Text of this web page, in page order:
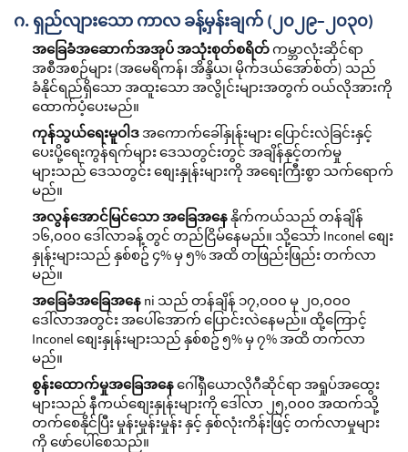
ဂ. ရှည်လျားသော ကာလ ခန့်မှန်းချက် (၂၀၂၉–၂၀၃၀)
အခြေခံအဆောက်အအုပ် အသုံးစုတ်စရိတ်ကမ္ဘာလုံးဆိုင်ရာ
အစီအစဉ်များ (အမေရိကန်၊ အိန္ဒိယ၊ မိုက်ဒယ်အော်စ်တ်) သည်
ခံနိုင်ရည်ရှိသော အထူးသော အလွိုင်းများအတွက် ဝယ်လိုအားကို
ထောက်ပံ့ပေးမည်။
ကုန်သွယ်ရေးမူဝါဒ အကောက်ခေါ်နှုန်းများ ပြောင်းလဲခြင်းနှင့်
ပေးပို့ရေးကွန်ရက်များ ဒေသတွင်းတွင် အချိန်နှင့်တက်မှု
များသည် ဒေသတွင်း စျေးနှုန်းများကို အရေးကြီးစွာ သက်ရောက်
မည်။
အလွန်အောင်မြင်သော အခြေအနေနိုက်ကယ်သည် တန်ချိန်
၁၆,၀၀၀ ဒေါ်လာခန့်တွင် တည်ငြိမ်နေမည်။ သို့သော် Inconel စျေး
နှုန်းများသည် နှစ်စဥ် ၄% မှ ၅% အထိ တဖြည်းဖြည်း တက်လာ
မည်။
အခြေခံအခြေအနေ ni သည် တန်ချိန် ၁၇,၀၀၀ မှ ၂၀,၀၀၀
ဒေါ်လာအတွင်း အပေါ်အောက် ပြောင်းလဲနေမည်။ ထို့ကြောင့်
Inconel စျေးနှုန်းများသည် နှစ်စဥ် ၅% မှ ၇% အထိ တက်လာ
မည်။
စွန်းထောက်မှုအခြေအနေဂေါ်ရှီယောလိုဂီဆိုင်ရာ အရှုပ်အထွေး
များသည် နီကယ်စျေးနှုန်းများကို ဒေါ်လာ ၂၅,၀၀၀ အထက်သို့
တက်စေနိုင်ပြီး မှုန်းမှုန်းမှုန်း နှင့် နှစ်လုံးကိန်းဖြင့် တက်လာမှုများ
ကို ဖော်ပေါ်စေသည်။